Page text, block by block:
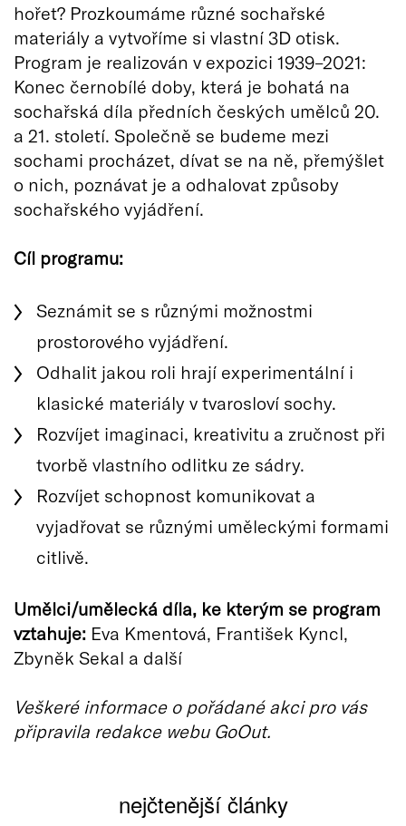
hořet? Prozkoumáme různé sochařské
materiály a vytvoříme si vlastní 3D otisk.
Program je realizován v expozici 1939–2021:
Konec černobílé doby, která je bohatá na
sochařská díla předních českých umělců 20.
a 21. století. Společně se budeme mezi
sochami procházet, dívat se na ně, přemýšlet
o nich, poznávat je a odhalovat způsoby
sochařského vyjádření.
Cíl programu:
Seznámit se s různými možnostmi
prostorového vyjádření.
Odhalit jakou roli hrají experimentální i
klasické materiály v tvarosloví sochy.
Rozvíjet imaginaci, kreativitu a zručnost při
tvorbě vlastního odlitku ze sádry.
Rozvíjet schopnost komunikovat a
vyjadřovat se různými uměleckými formami
citlivě.
Umělci/umělecká díla, ke kterým se program
vztahuje: Eva Kmentová, František Kyncl,
Zbyněk Sekal a další
Veškeré informace o pořádané akci pro vás
připravila redakce webu GoOut.
nejčtenější články